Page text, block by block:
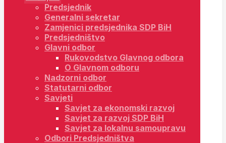
Predsjednik
Generalni sekretar
Zamjenici predsjednika SDP BiH
Predsjedništvo
Glavni odbor
Rukovodstvo Glavnog odbora
O Glavnom odboru
Nadzorni odbor
Statutarni odbor
Savjeti
Savjet za ekonomski razvoj
Savjet za razvoj SDP BiH
Savjet za lokalnu samoupravu
Odbori Predsjedništva